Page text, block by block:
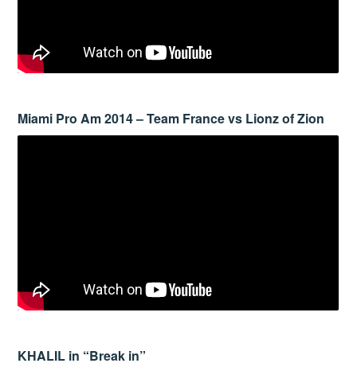
Miami Pro Am 2014 – Team France vs Lionz of Zion
KHALIL in “Break in”